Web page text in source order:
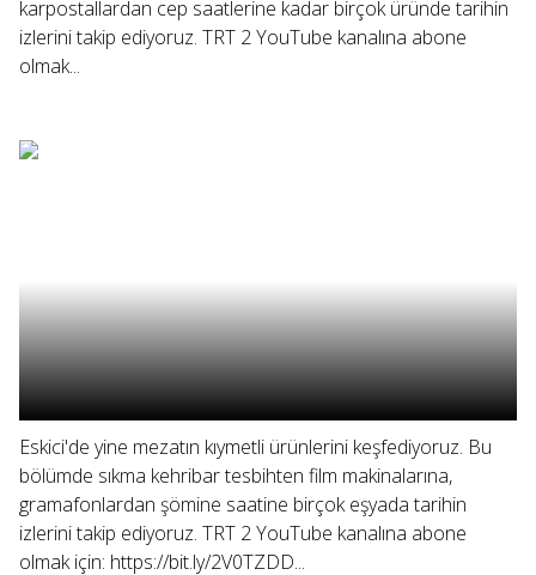
karpostallardan cep saatlerine kadar birçok üründe tarihin
izlerini takip ediyoruz. TRT 2 YouTube kanalına abone
olmak...
Eskici'de yine mezatın kıymetli ürünlerini keşfediyoruz. Bu
bölümde sıkma kehribar tesbihten film makinalarına,
gramafonlardan şömine saatine birçok eşyada tarihin
izlerini takip ediyoruz. TRT 2 YouTube kanalına abone
olmak için: https://bit.ly/2V0TZDD...